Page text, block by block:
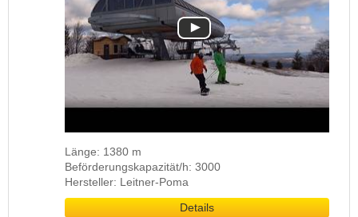
Länge: 1380 m
Beförderungskapazität/h: 3000
Hersteller: Leitner-Poma
Details